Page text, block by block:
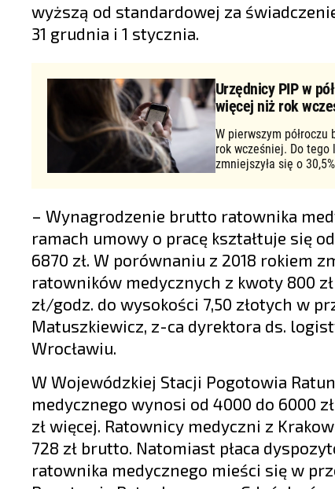
wyższą od standardowej za
31 grudnia i 1 stycznia.
Urzędnicy PIP w
więcej niż rok
W pierwszym półroczu
rok wcześniej. Do tego
zmniejszyła się o
– Wynagrodzenie brutto ratownika
ramach umowy o pracę kształtuje się
6870 zł. W porównaniu z 2018 rokiem
ratowników medycznych z kwoty 800
zł/godz. do wysokości 7,50 złotych w
Matuszkiewicz, z-ca dyrektora ds.
Wrocławiu.
W Wojewódzkiej Stacji Pogotowia
medycznego wynosi od 4000 do 6000
zł więcej. Ratownicy medyczni z
728 zł brutto. Natomiast płaca
ratownika medycznego mieści się w